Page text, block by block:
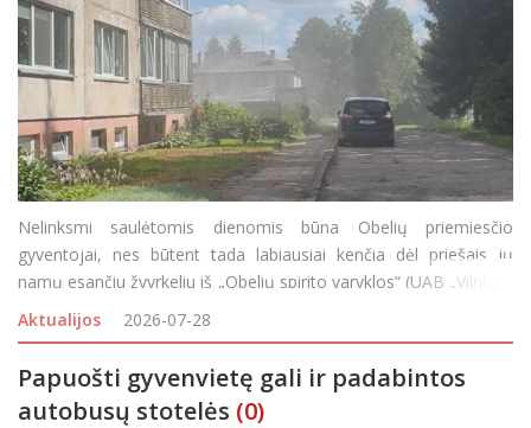
Nelinksmi saulėtomis dienomis būna Obelių priemiesčio
gyventojai, nes būtent tada labiausiai kenčia dėl priešais jų
namų esančiu žvyrkeliu iš „Obelių spirito varyklos“ (UAB „Vilniaus
degtinė“ filialo) važiuojančio sunkiasvorio transporto sukeliamų
dulkių. Anot g
Aktualijos 2026-07-28
Papuošti gyvenvietę gali ir padabintos
autobusų stotelės (0)